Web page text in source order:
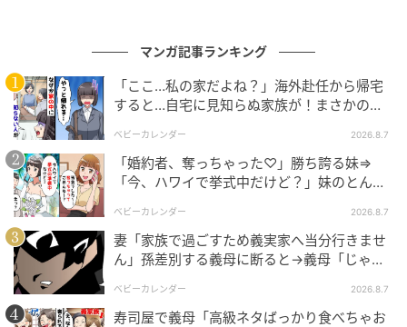
っていました。「お返しは……あなたの笑顔でね」旦那
との離婚が成立すると、私は一人暮らしをはじめまし
た。スズさんが過ごしている施設にも、たびたび会い
に行っています。
マンガ記事ランキング
「ここ…私の家だよね？」海外赴任から帰宅
すると…自宅に見知らぬ家族が！まさかの真
ベビーカレンダー 2026.8.7
「婚約者、奪っちゃった♡」勝ち誇る妹⇒
「今、ハワイで挙式中だけど？」妹のとんで
ベビーカレンダー 2026.8.7
妻「家族で過ごすため義実家へ当分行きませ
ん」孫差別する義母に断ると→義母「じゃ
ベビーカレンダー 2026.8.7
寿司屋で義母「高級ネタばっかり食べちゃお